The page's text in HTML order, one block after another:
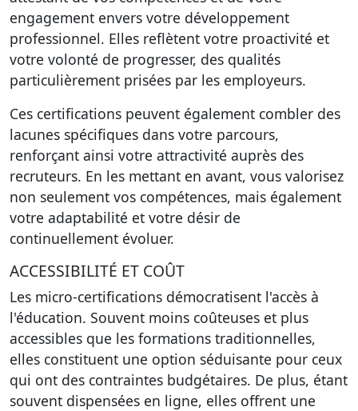
engagement envers votre développement
professionnel. Elles reflètent votre proactivité et
votre volonté de progresser, des qualités
particulièrement prisées par les employeurs.
Ces certifications peuvent également combler des
lacunes spécifiques dans votre parcours,
renforçant ainsi votre attractivité auprès des
recruteurs. En les mettant en avant, vous valorisez
non seulement vos compétences, mais également
votre adaptabilité et votre désir de
continuellement évoluer.
ACCESSIBILITÉ ET COÛT
Les micro-certifications démocratisent l'accès à
l'éducation. Souvent moins coûteuses et plus
accessibles que les formations traditionnelles,
elles constituent une option séduisante pour ceux
qui ont des contraintes budgétaires. De plus, étant
souvent dispensées en ligne, elles offrent une